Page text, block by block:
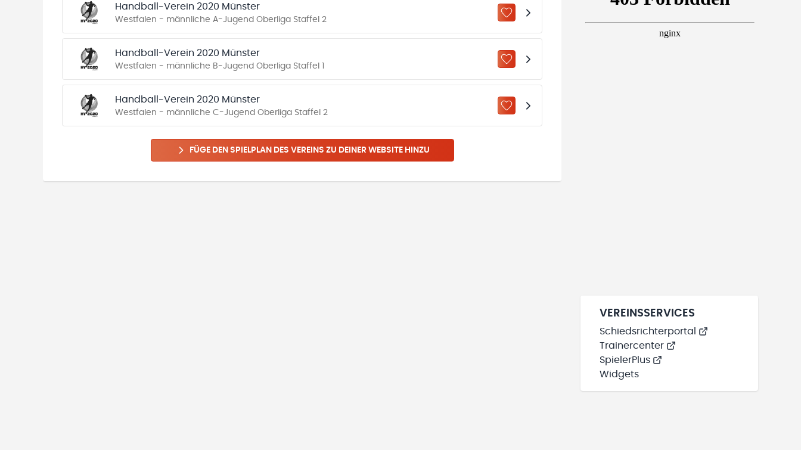
Handball-Verein 2020 Münster
Westfalen - männliche A-Jugend Oberliga Staffel 2 ZU „MEINE TEAMS“ HINZUFÜGEN
Handball-Verein 2020 Münster
Westfalen - männliche B-Jugend Oberliga Staffel 1 ZU „MEINE TEAMS“ HINZUFÜGEN
Handball-Verein 2020 Münster
Westfalen - männliche C-Jugend Oberliga Staffel 2 ZU „MEINE TEAMS“ HINZUFÜGEN
FÜGE DEN SPIELPLAN DES VEREINS ZU DEINER WEBSITE HINZU
VEREINSSERVICES
Schiedsrichterportal
Trainercenter
SpielerPlus
Widgets